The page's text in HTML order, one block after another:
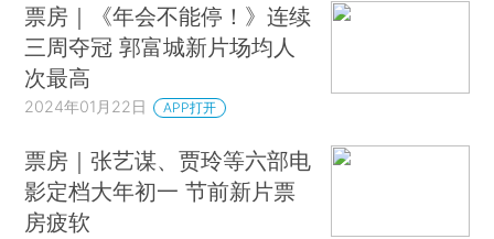
票房｜《年会不能停！》连续
三周夺冠 郭富城新片场均人
次最高
2024年01月22日 APP打开
票房｜张艺谋、贾玲等六部电
影定档大年初一 节前新片票
房疲软